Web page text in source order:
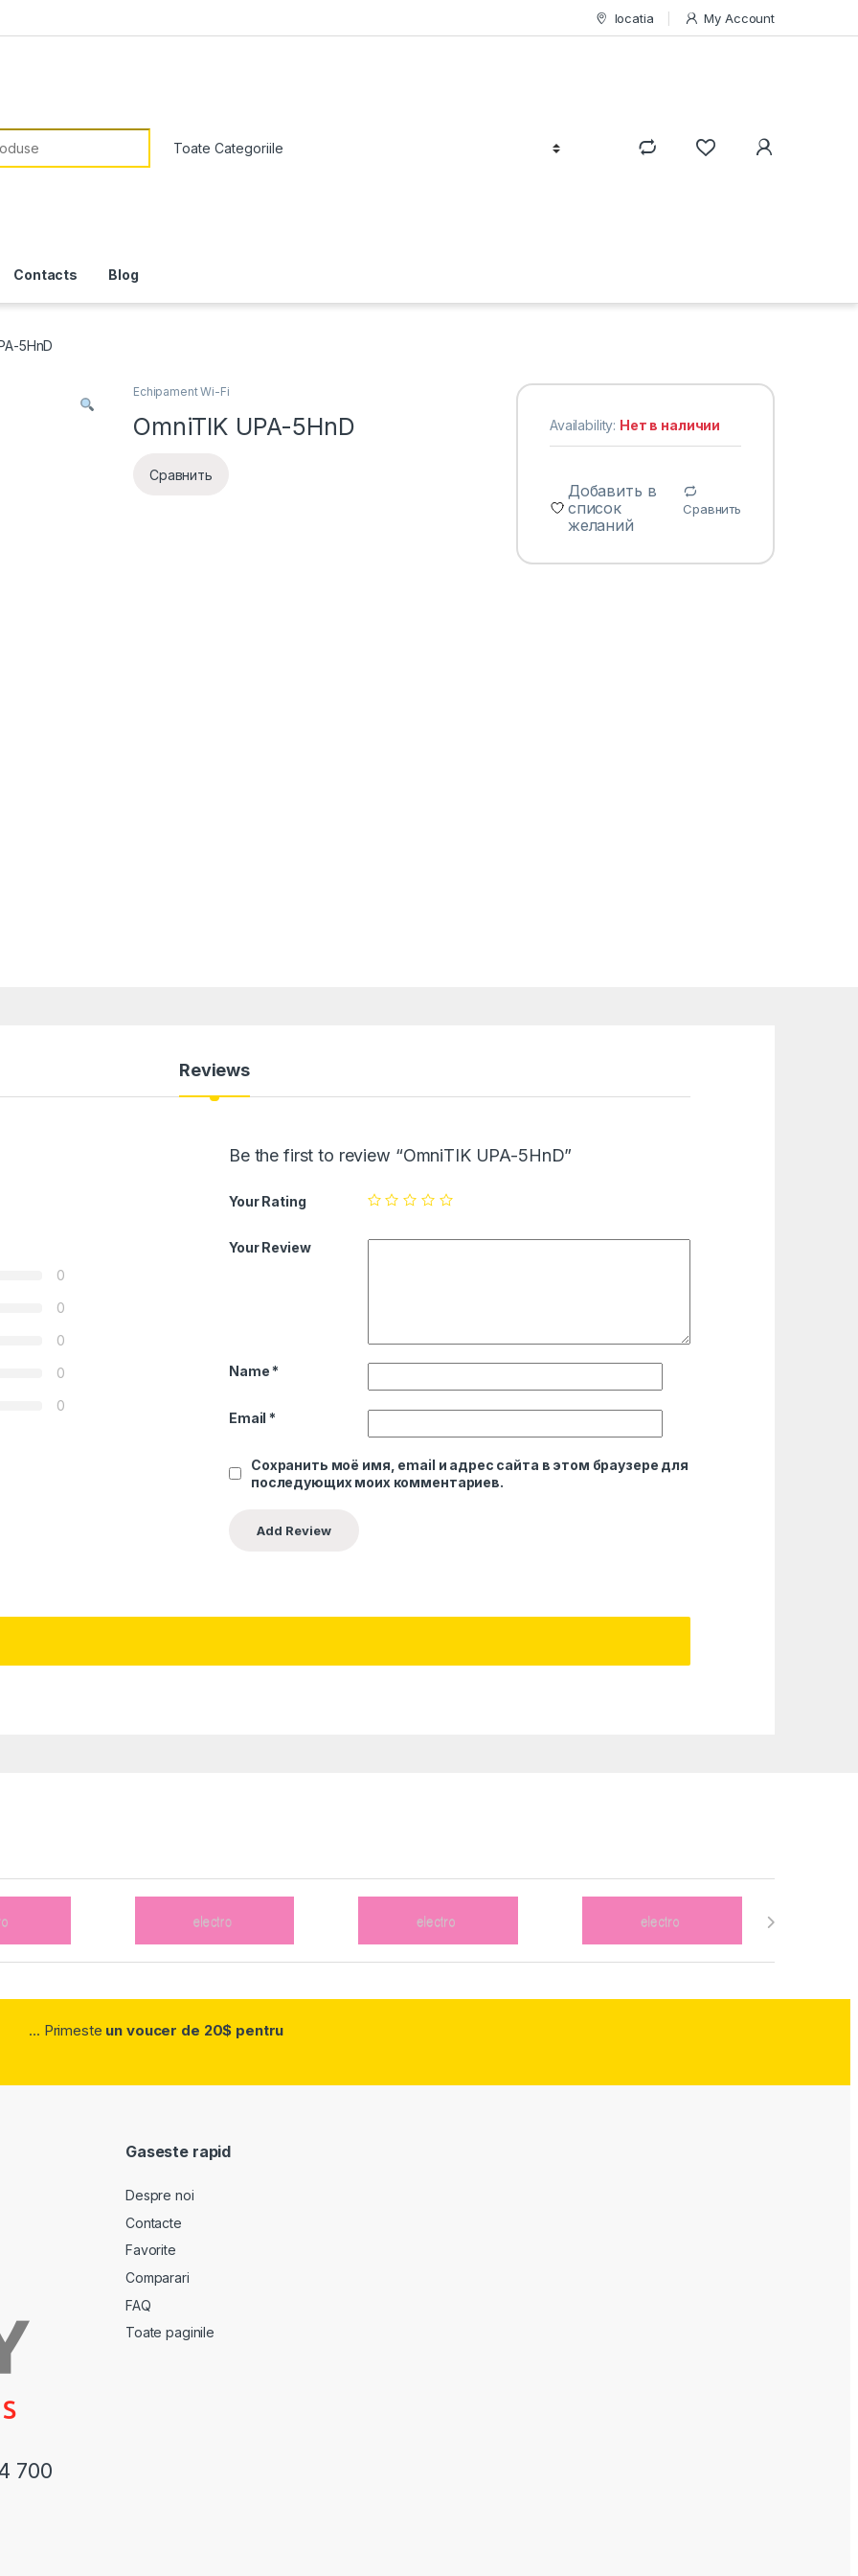
locatia My Account
Contacts Blog
5HnD
Echipament Wi-Fi
OmniTIK UPA-5HnD
Сравнить
Availability: Нет в наличии
Добавить в
список
желаний
Сравнить
Reviews
0
0
0
0
0
Be the first to review “OmniTIK UPA-5HnD”
Your Rating
Your Review
Name *
Email *
Сохранить моё имя, email и адрес сайта в этом браузере для
последующих моих комментариев.
... Primeste un voucer de 20$ pentru
700
Gaseste rapid
Despre noi
Contacte
Favorite
Comparari
FAQ
Toate paginile